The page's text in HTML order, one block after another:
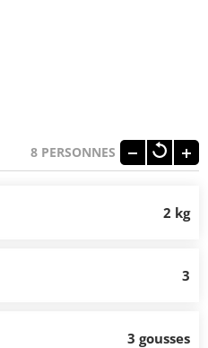
8 PERSONNES
2 kg
3
3 gousses